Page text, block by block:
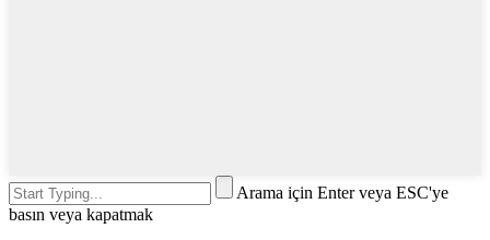
Arama için Enter veya ESC'ye
basın veya kapatmak